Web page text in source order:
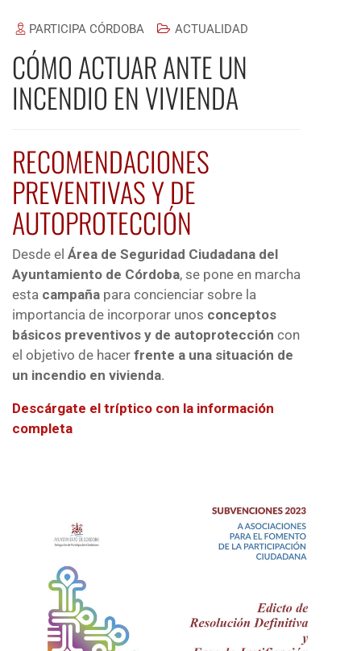
PARTICIPA CÓRDOBA ACTUALIDAD
CÓMO ACTUAR ANTE UN
INCENDIO EN VIVIENDA
RECOMENDACIONES
PREVENTIVAS Y DE
AUTOPROTECCIÓN
Desde el Área de Seguridad Ciudadana del
Ayuntamiento de Córdoba, se pone en marcha
esta campaña para concienciar sobre la
importancia de incorporar unos conceptos
básicos preventivos y de autoprotección con
el objetivo de hacer frente a una situación de
un incendio en vivienda.
Descárgate el tríptico con la información
completa